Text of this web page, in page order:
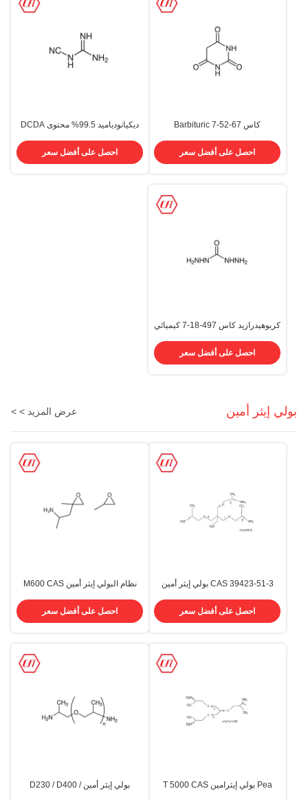
كاس 67-52-7 Barbituric
Arbibtone A فارما وسيطة كيميائيةاحصل على أفضل سعر
ديكيانودياميد 99.5% محتوى DCDA
احصل على أفضل سعر
كربوهيدرازيد كاس 497-18-7 كيميائي
هيدرازيد
احصل على أفضل سعر
بولي إيثر أمين عرض المزيد > >
CAS 39423-51-3 بولي إيثر أمين
احصل على أفضل سعر
نظام البولي إيثر أمين M600 CAS
احصل على أفضل سعر
Pea بولي إيثرامين T 5000 CAS
بولي إيثر أمين D230 / D400 /